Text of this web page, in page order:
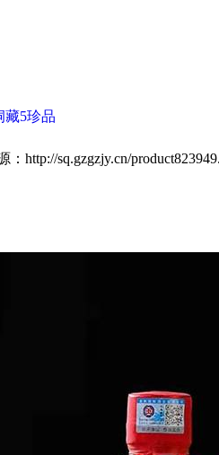
藏5珍品
：http://sq.gzgzjy.cn/